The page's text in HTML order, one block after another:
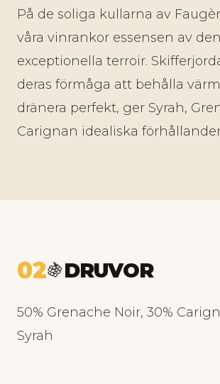
På de soliga kullarna av
våra vinrankor essensen av
exceptionella terroir.
deras förmåga att behålla
dränera perfekt, ger Syrah,
Carignan idealiska
02🍇DRUVOR
50% Grenache Noir, 30%
Syrah